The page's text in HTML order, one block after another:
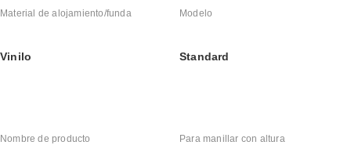
Material de alojamiento/funda
Vinilo
Modelo
Standard
Nombre de producto Para manillar con altura